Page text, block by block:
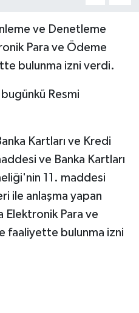
ve Denetleme
Para ve Ödeme
bulunma izni verdi.
Resmi
Kartları ve Kredi
ve Banka Kartları
11. maddesi
ile anlaşma yapan
Elektronik Para ve
faaliyette bulunma izni